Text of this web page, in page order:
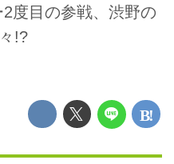
度目の参戦、渋野の
!?